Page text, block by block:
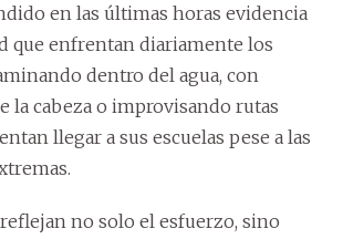
en las últimas horas evidencia
que enfrentan diariamente los
dentro del agua, con
la cabeza o improvisando rutas
llegar a sus escuelas pese a las
no solo el esfuerzo, sino